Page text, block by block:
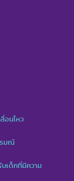
อนไหว
รมณ์
เด็กที่มีความ